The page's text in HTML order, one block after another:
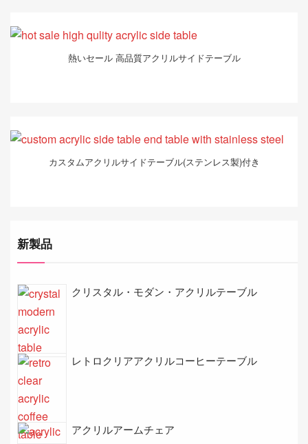
熱いセール 高品質アクリルサイドテーブル
カスタムアクリルサイドテーブル(ステンレス製)付き
新製品
クリスタル・モダン・アクリルテーブル
レトロクリアアクリルコーヒーテーブル
アクリルアームチェア